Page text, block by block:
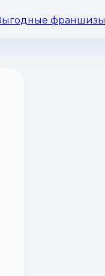
франшизы